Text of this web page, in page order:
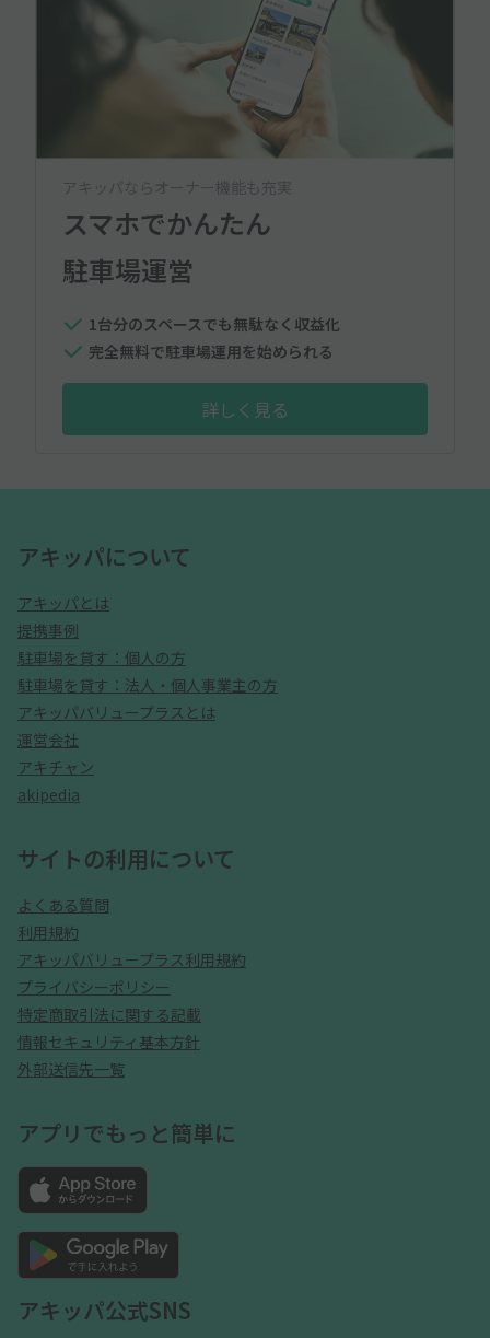
アキッパならオーナー機能も充実
スマホでかんたん
駐車場運営
1台分のスペースでも無駄なく収益化
完全無料で駐車場運用を始められる
詳しく見る
アキッパについて
アキッパとは
提携事例
駐車場を貸す：個人の方
駐車場を貸す：法人・個人事業主の方
アキッパバリュープラスとは
運営会社
アキチャン
akipedia
サイトの利用について
よくある質問
利用規約
アキッパバリュープラス利用規約
プライバシーポリシー
特定商取引法に関する記載
情報セキュリティ基本方針
外部送信先一覧
アプリでもっと簡単に
アキッパ公式SNS